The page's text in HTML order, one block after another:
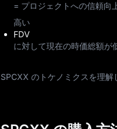
= プロジェクトへの信頼向
高い
FDV
に対して現在の時価総額が
SPCXX のトケノミクスを理解